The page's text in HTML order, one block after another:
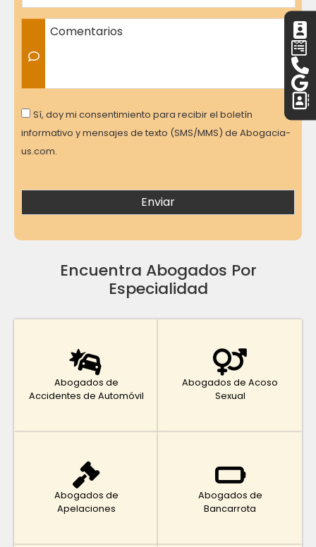
Comentarios
Consent
Sí, doy mi consentimiento para recibir el boletín
informativo y mensajes de texto (SMS/MMS) de Abogacia-
us.com.
Encuentra Abogados Por
Especialidad
Abogados de
Accidentes de Automóvil
Abogados de Acoso
Sexual
Abogados de
Apelaciones
Abogados de
Bancarrota